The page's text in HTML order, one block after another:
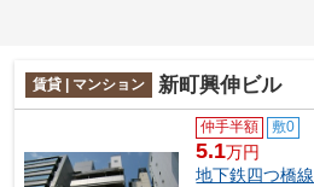
賃貸 | マンション 新町興伸ビル
仲手半額 敷0
5.1万円
地下鉄四つ橋線